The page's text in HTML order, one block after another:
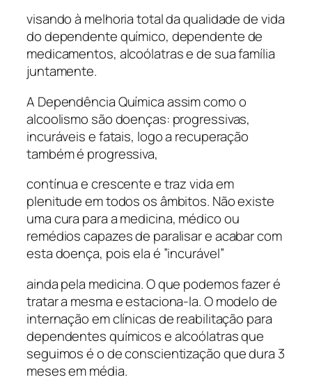
visando à melhoria total da qualidade de vida
do dependente químico, dependente de
medicamentos, alcoólatras e de sua família
juntamente.
A Dependência Química assim como o
alcoolismo são doenças: progressivas,
incuráveis e fatais, logo a recuperação
também é progressiva,
contínua e crescente e traz vida em
plenitude em todos os âmbitos. Não existe
uma cura para a medicina, médico ou
remédios capazes de paralisar e acabar com
esta doença, pois ela é ”incurável”
ainda pela medicina. O que podemos fazer é
tratar a mesma e estaciona-la. O modelo de
internação em clínicas de reabilitação para
dependentes químicos e alcoólatras que
seguimos é o de conscientização que dura 3
meses em média.